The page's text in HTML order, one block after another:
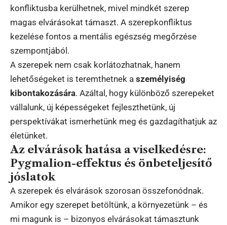
konfliktusba kerülhetnek, mivel mindkét szerep
magas elvárásokat támaszt. A szerepkonfliktus
kezelése fontos a mentális egészség megőrzése
szempontjából.
A szerepek nem csak korlátozhatnak, hanem
lehetőségeket is teremthetnek a személyiség
kibontakozására. Azáltal, hogy különböző szerepeket
vállalunk, új képességeket fejleszthetünk, új
perspektívákat ismerhetünk meg és gazdagíthatjuk az
életünket.
Az elvárások hatása a viselkedésre:
Pygmalion-effektus és önbeteljesítő
jóslatok
A szerepek és elvárások szorosan összefonódnak.
Amikor egy szerepet betöltünk, a környezetünk – és
mi magunk is – bizonyos elvárásokat támasztunk